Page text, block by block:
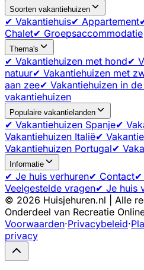
Soorten vakantiehuizen
✔ Vakantiehuis✔ Appartement
Chalet✔ Groepsaccommodatie
Thema's
✔ Vakantiehuizen met hond✔
natuur✔ Vakantiehuizen met
aan zee✔ Vakantiehuizen in
vakantiehuizen
Populaire vakantielanden
✔ Vakantiehuizen Spanje✔
Vakantiehuizen Italië✔
Vakantiehuizen Portugal✔
Informatie
✔ Je huis verhuren✔ Contact✔
Veelgestelde vragen✔ Je huis
© 2026 Huisjehuren.nl | Alle
Onderdeel van Recreatie
Voorwaarden·Privacybeleid·
privacy